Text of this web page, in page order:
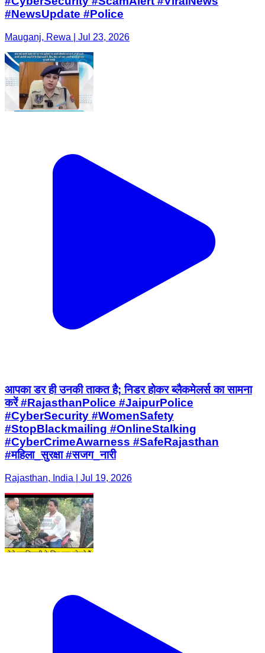
#NewsUpdate #Police
Mauganj, Rewa | Jul 23, 2026
आपका डर ही उनकी ताकत है; निडर होकर ब्लैकमेलर्स का सामना
करें #RajasthanPolice #JaipurPolice
#CyberSecurity #WomenSafety
#StopBlackmailing #OnlineStalking
#CyberCrimeAwarness #SafeRajasthan
#महिला_सुरक्षा #सजग_नारी
Rajasthan, India | Jul 19, 2026